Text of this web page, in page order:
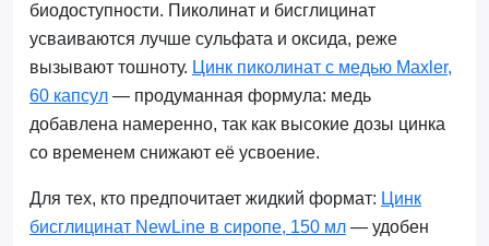
биодоступности. Пиколинат и бисглицинат
усваиваются лучше сульфата и оксида, реже
вызывают тошноту. Цинк пиколинат с медью Maxler,
60 капсул— продуманная формула: медь
добавлена намеренно, так как высокие дозы цинка
со временем снижают её усвоение.
Для тех, кто предпочитает жидкий формат: Цинк
бисглицинат NewLine в сиропе, 150 мл— удобен